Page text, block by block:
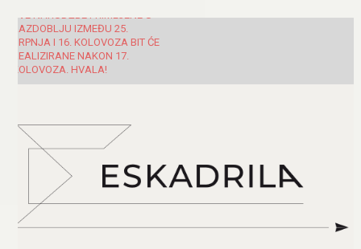
SVE NARUDŽBE PRIMLJENE U
RAZDOBLJU IZMEĐU 25.
SRPNJA I 16. KOLOVOZA BIT ĆE
REALIZIRANE NAKON 17.
KOLOVOZA. HVALA!